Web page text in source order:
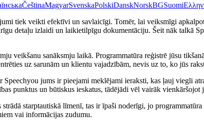
ČeštinaMagyarSvenskaPolskiDanskNorskBGSuomi
tiek veikti efektīvi un savlaicīgi. Tomēr, lai veiksmīgi
detaļu izlaidi un laikietilpīgu dokumentāciju. Šeit nāk talkā
veikšanu sanāksmju laikā. Programmatūra reģistrē jūsu
uz sarunām un klientu vajadzībām, nevis uz to, ko jūs
jums ir pieejami meklējami ieraksti, kas ļauj viegli
punktus un būtiskus ieskatus, tādējādi vēl vairāk vienkāršojot
starptautiskā līmenī, tas ir īpaši noderīgi, jo
vai informācijas zudumu.